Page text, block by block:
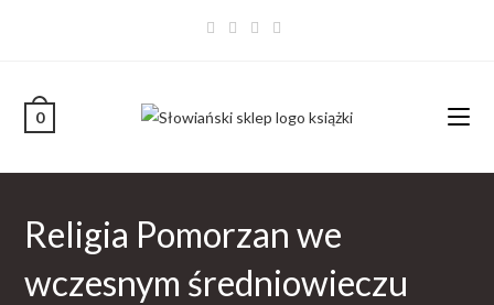
0
Religia Pomorzan we
wczesnym średniowieczu